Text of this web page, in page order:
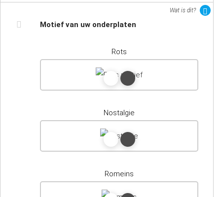
Wat is dit?
Motief van uw onderplaten
Rots
Nostalgie
Romeins